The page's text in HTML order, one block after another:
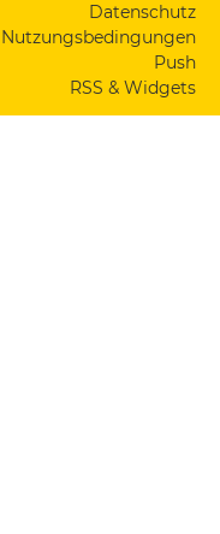
Datenschutz
Nutzungsbedingungen
Push
RSS & Widgets